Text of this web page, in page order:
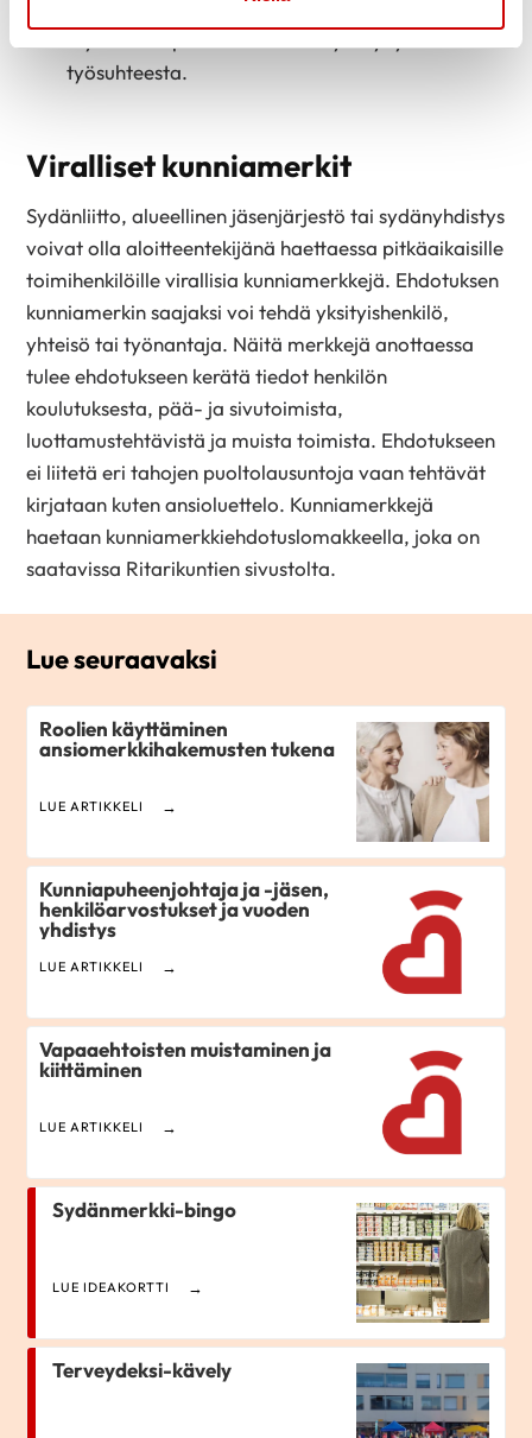
Sydänliiton pääsihteerille ansiomerkki voidaan
työsuhteesta.
Viralliset kunniamerkit
Sydänliitto, alueellinen jäsenjärjestö tai sydänyhdistys
voivat olla aloitteentekijänä haettaessa pitkäaikaisille
toimihenkilöille virallisia kunniamerkkejä. Ehdotuksen
kunniamerkin saajaksi voi tehdä yksityishenkilö,
yhteisö tai työnantaja. Näitä merkkejä anottaessa
tulee ehdotukseen kerätä tiedot henkilön
koulutuksesta, pää- ja sivutoimista,
luottamustehtävistä ja muista toimista. Ehdotukseen
ei liitetä eri tahojen puoltolausuntoja vaan tehtävät
kirjataan kuten ansioluettelo. Kunniamerkkejä
haetaan kunniamerkkiehdotuslomakkeella, joka on
saatavissa Ritarikuntien sivustolta.
Lue seuraavaksi
Roolien käyttäminen
ansiomerkkihakemusten tukena
LUE ARTIKKELI
Kunniapuheenjohtaja ja -jäsen,
henkilöarvostukset ja vuoden
yhdistys
LUE ARTIKKELI
Vapaaehtoisten muistaminen ja
kiittäminen
LUE ARTIKKELI
Sydänmerkki-bingo
LUE IDEAKORTTI
Terveydeksi-kävely